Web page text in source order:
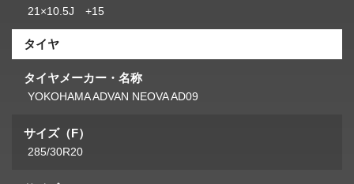
21×10.5J +15
タイヤ
タイヤメーカー・名称
YOKOHAMA ADVAN NEOVA AD09
サイズ（F）
285/30R20